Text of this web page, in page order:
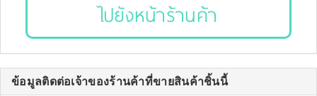
ไปยังหน้าร้านค้า
ข้อมูลติดต่อเจ้าของร้านค้าที่ขายสินค้าชิ้นนี้